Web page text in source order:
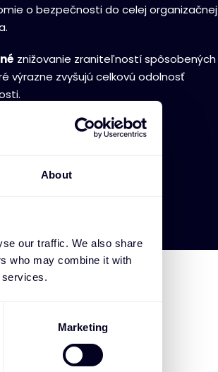
About
our traffic. We also share
who may combine it with
services.
Marketing
o bezpečnosti do celej organizačnej
znižovanie zraniteľností spôsobených
výrazne zvyšujú celkovú odolnosť